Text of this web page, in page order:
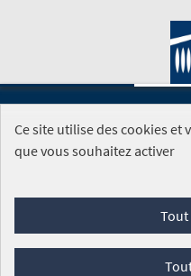
SITE DE
Foire
Conditions générales
Mentions
Ce site utilise des cookies et
que vous souhaitez activer
Tout